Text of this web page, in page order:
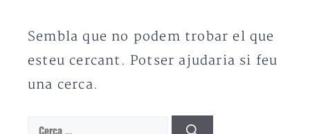
Sembla que no podem trobar el que
esteu cercant. Potser ajudaria si feu
una cerca.
Cerca: